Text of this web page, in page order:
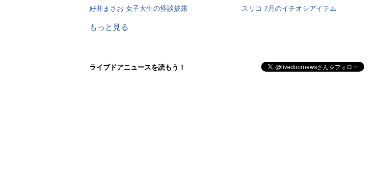
好井まさお 女子大生の怪談披露
スリコ 7月のイチオシアイテム
もっと見る
ライブドアニュースを読もう！